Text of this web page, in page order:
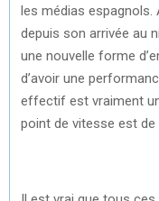
les médias espagnols.
depuis son arrivée au
une nouvelle forme
d’avoir une
effectif est vraiment
point de vitesse est de